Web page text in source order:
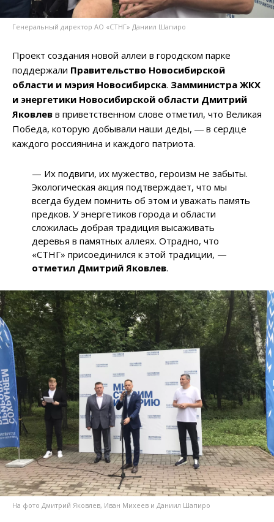
Генеральный директор АО «СТНГ» Даниил Шапиро
Проект создания новой аллеи в городском парке
поддержали Правительство Новосибирской
области и мэрия Новосибирска. Замминистра ЖКХ
и энергетики Новосибирской области Дмитрий
Яковлев в приветственном слове отметил, что Великая
Победа, которую добывали наши деды, ― в сердце
каждого россиянина и каждого патриота.
— Их подвиги, их мужество, героизм не забыты.
Экологическая акция подтверждает, что мы
всегда будем помнить об этом и уважать память
предков. У энергетиков города и области
сложилась добрая традиция высаживать
деревья в памятных аллеях. Отрадно, что
«СТНГ» присоединился к этой традиции, —
отметил Дмитрий Яковлев.
На фото Дмитрий Яковлев, Иван Михеев и Даниил Шапиро